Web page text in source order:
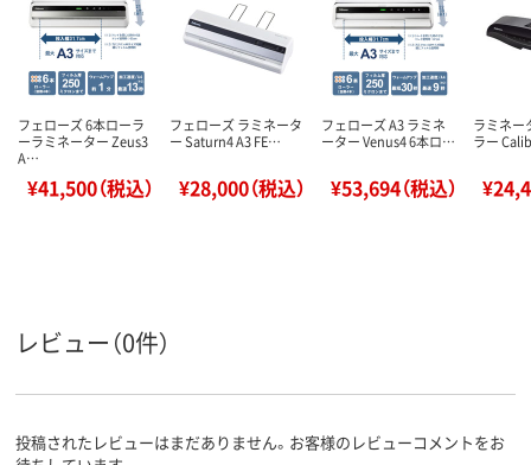
フェローズ 6本ローラ
ーラミネーター Zeus3
A…
¥41,500（税込）
フェローズ ラミネータ
ー Saturn4 A3 FE…
¥28,000（税込）
フェローズ A3 ラミネ
ーター Venus4 6本ロ…
¥53,694（税込）
ラミネー
ラー
レビュー（0件）
投稿されたレビューはまだありません。お客様のレビューコメントをお